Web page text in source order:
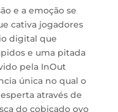
e a emoção se
cativa jogadores
digital que
e uma pitada
pela InOut
única no qual o
através de
do cobiçado ovo